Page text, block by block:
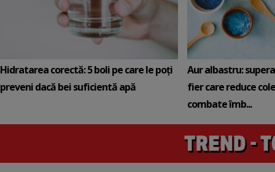
Hidratarea corectă: 5 boli pe care le poți
preveni dacă bei suficientă apă
Aur albastru:
fier care reduce
combate îmb...